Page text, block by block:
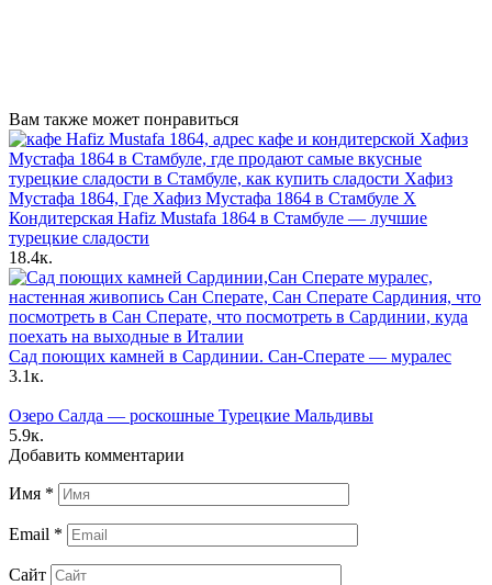
Вам также может понравиться
Кондитерская Hafiz Mustafa 1864 в Стамбуле — лучшие
турецкие сладости
18.4к.
Сад поющих камней в Сардинии. Сан-Сперате — муралес
3.1к.
Озеро Салда — роскошные Турецкие Мальдивы
5.9к.
Добавить комментарии
Имя *
Email *
Сайт